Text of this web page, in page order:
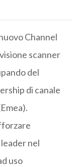
Channel
scanner
del
di canale
nel
uso